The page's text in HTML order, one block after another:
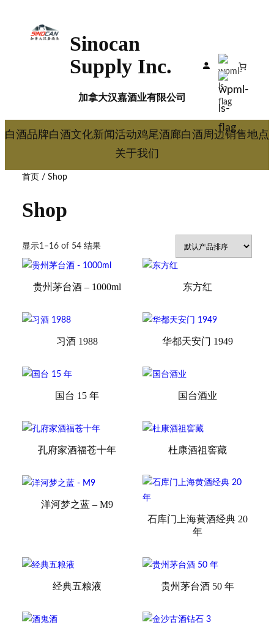
Sinocan
Supply Inc.
加拿大汉嘉酒业有限公司
白酒品牌白酒文化新闻活动鸡尾酒廊白酒周边销售地点
关于我们
首页 / Shop
Shop
显示1–16 of 54 结果
贵州茅台酒 – 1000ml 东方红
习酒 1988 华都天安门 1949
国台 15 年 国台酒业
孔府家酒福苍十年 杜康酒祖窖藏
洋河梦之蓝 – M9
石库门上海黄酒经典 20
年
经典五粮液 贵州茅台酒 50 年